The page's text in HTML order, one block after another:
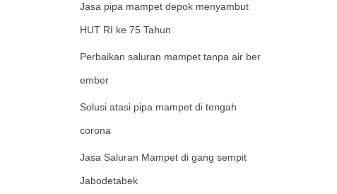
Jasa pipa mampet depok menyambut
HUT RI ke 75 Tahun
Perbaikan saluran mampet tanpa air ber
ember
Solusi atasi pipa mampet di tengah
corona
Jasa Saluran Mampet di gang sempit
Jabodetabek